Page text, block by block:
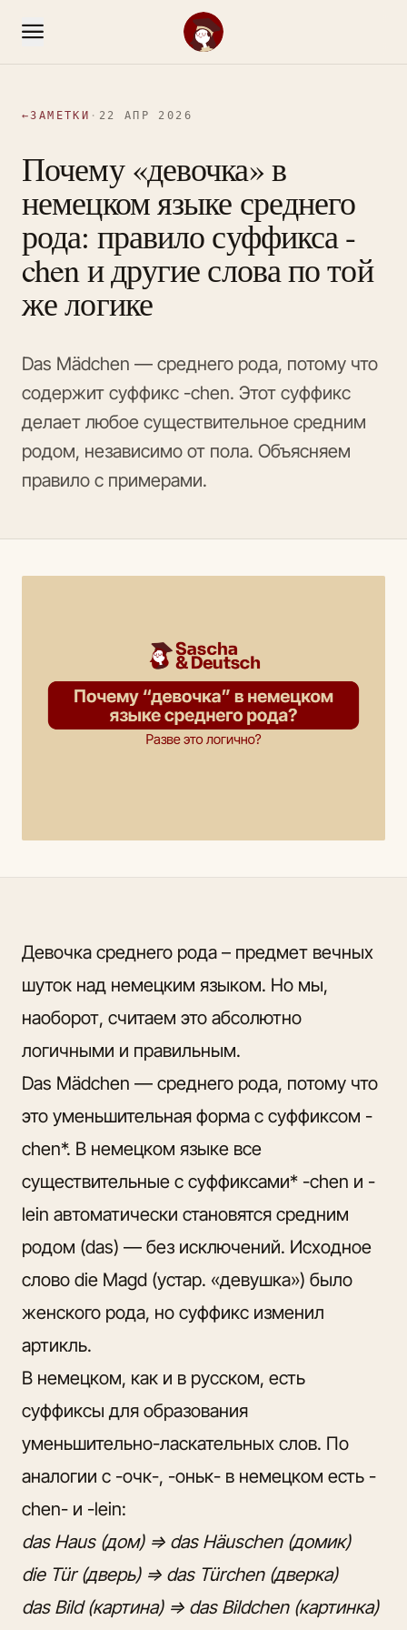
←ЗАМЕТКИ · 22 АПР 2026
Почему «девочка» в
немецком языке среднего
рода: правило суффикса -
chen и другие слова по той
же логике
Das Mädchen — среднего рода, потому что
содержит суффикс -chen. Этот суффикс
делает любое существительное средним
родом, независимо от пола. Объясняем
правило с примерами.
Девочка среднего рода – предмет вечных
шуток над немецким языком. Но мы,
наоборот, считаем это абсолютно
логичными и правильным.
Das Mädchen — среднего рода, потому что
это уменьшительная форма с суффиксом -
chen*. В немецком языке все
существительные с суффиксами* -chen и -
lein автоматически становятся средним
родом (das) — без исключений. Исходное
слово die Magd (устар. «девушка») было
женского рода, но суффикс изменил
артикль.
В немецком, как и в русском, есть
суффиксы для образования
уменьшительно-ласкательных слов. По
аналогии с -очк-, -оньк- в немецком есть -
chen- и -lein:
das Haus (дом) => das Häuschen (домик)
die Tür (дверь) => das Türchen (дверка)
das Bild (картина) => das Bildchen (картинка)